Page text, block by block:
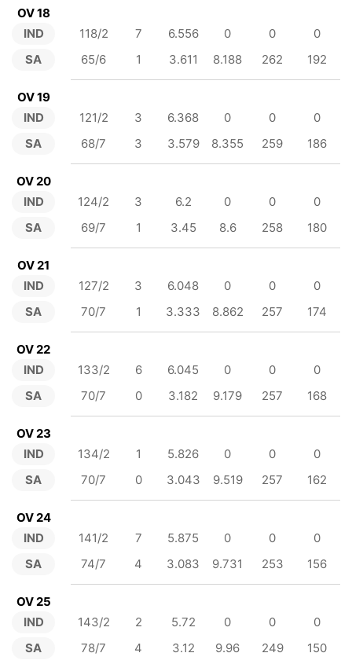
OV 18
IND
SA
118/2 7 6.556 0 0
0
65/6
1 3.611 8.188 262 192
OV 19
IND
SA
121/2 3 6.368 0 0
0
68/7
3 3.579 8.355 259 186
OV 20
IND
SA
124/2 3 6.2 0 0
0
69/7
1 3.45 8.6 258 180
OV 21
IND
SA
127/2 3 6.048 0 0
0
70/7
1 3.333 8.862 257 174
OV 22
IND
SA
133/2 6 6.045 0 0
0
70/7
0 3.182 9.179 257 168
OV 23
IND
SA
134/2 1 5.826 0 0
0
70/7
0 3.043 9.519 257 162
OV 24
IND
SA
141/2 7 5.875 0 0
0
74/7
4 3.083 9.731 253 156
OV 25
IND
SA
143/2 2 5.72 0 0
0
78/7
4 3.12 9.96 249 150